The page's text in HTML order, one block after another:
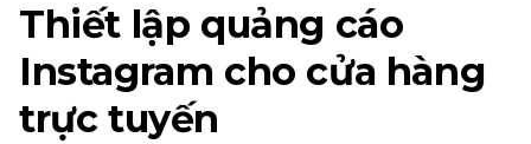
Thiết lập quảng cáo
Instagram cho cửa hàng
trực tuyến